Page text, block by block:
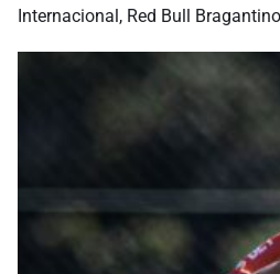
Internacional, Red Bull